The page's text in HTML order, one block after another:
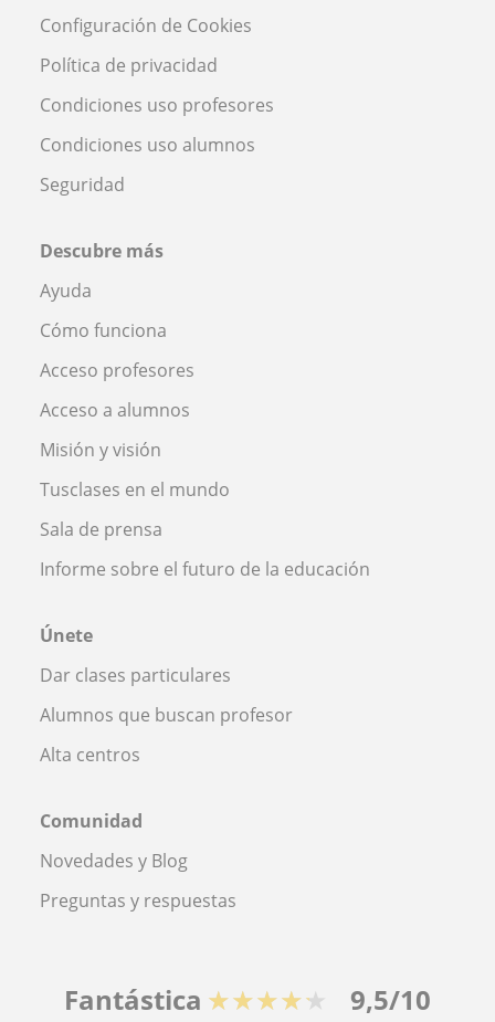
Configuración de Cookies
Política de privacidad
Condiciones uso profesores
Condiciones uso alumnos
Seguridad
Descubre más
Ayuda
Cómo funciona
Acceso profesores
Acceso a alumnos
Misión y visión
Tusclases en el mundo
Sala de prensa
Informe sobre el futuro de la educación
Únete
Dar clases particulares
Alumnos que buscan profesor
Alta centros
Comunidad
Novedades y Blog
Preguntas y respuestas
Fantástica ★★★★★ 9,5/10